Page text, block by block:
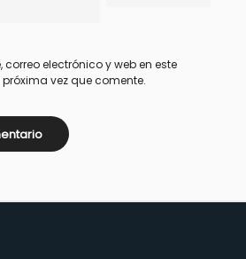
electrónico y web en este
vez que comente.